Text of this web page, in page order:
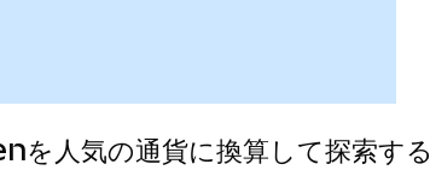
人気の通貨に換算して探索する